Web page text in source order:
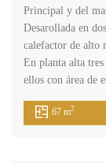
Principal y del
Desarollada en
calefactor de alto
En planta alta
ellos con área
67 m2